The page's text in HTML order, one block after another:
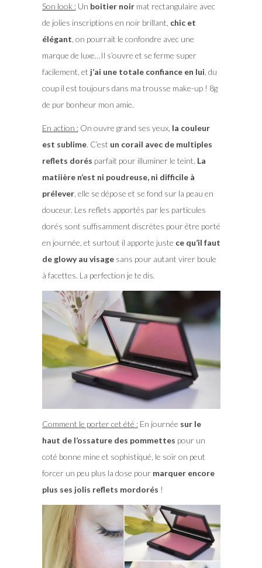
Son look :Un boitier noirmat rectangulaire avec
de jolies inscriptions en noir brillant, chic et
élégant , on pourrait le confondre avec une
marque de luxe…Il s’ouvre et se ferme super
facilement, et j’ai une totale confiance en lui , du
coup il est toujours dans ma trousse make-up ! 8g
de pur bonheur mon amie.
En action :On ouvre grand ses yeux, la couleur
est sublime. C’est un corail avec de multiples
reflets dorés parfait pour illuminer le teint. La
matiière n’est ni poudreuse, ni difficile à
prélever, elle se dépose et se fond sur la peau en
douceur. Les reflets apportés par les particules
dorés sont suffisamment discrètes pour être porté
en journée, et surtout il apporte juste ce qu’il faut
de glowy au visagesans pour autant virer boule
à facettes. La perfection je te dis.
Comment le porter cet été :En journée sur le
haut de l’ossature des pommettes pour un
coté bonne mine et sophistiqué, le soir on peut
forcer un peu plus la dose pour marquer encore
plus ses jolis reflets mordorés !